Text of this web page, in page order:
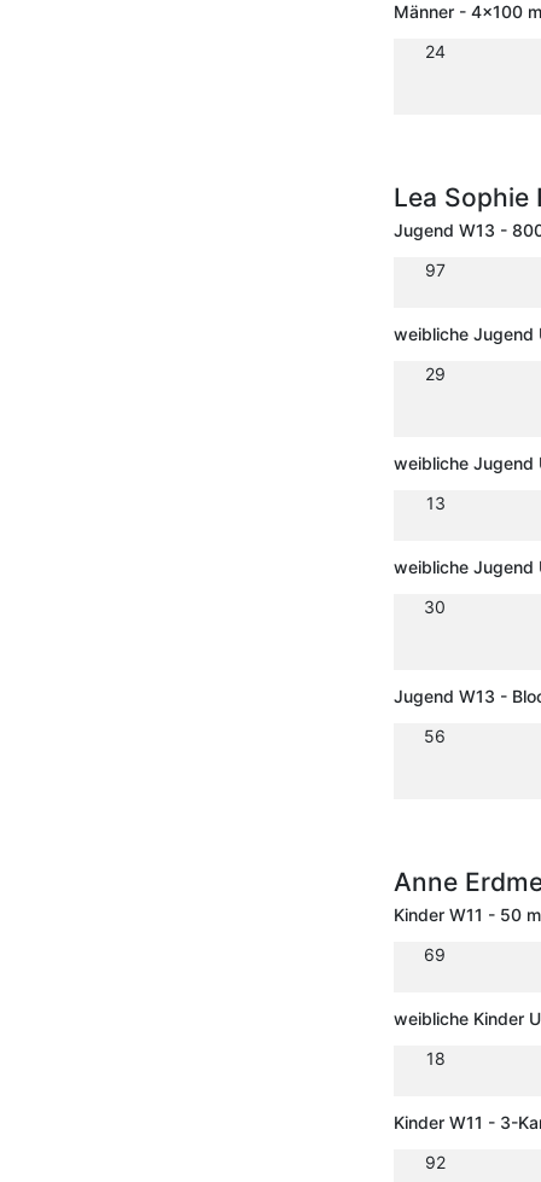
Männer - 4x100
24
Lea Sophie
Jugend W13 -
97
weibliche Jugend
29
weibliche Jugend
13
weibliche Jugend
30
Jugend W13 -
56
Anne
Kinder W11 - 50 m
69
weibliche Kinder
18
Kinder W11 - 3-
92